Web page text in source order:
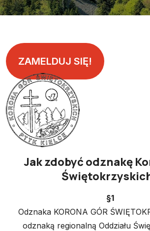
ZAMELDUJ SIĘ!
Jak zdobyć odznakę
§1
Odznaka KORONA GÓR
odznaką regionalną Oddziału